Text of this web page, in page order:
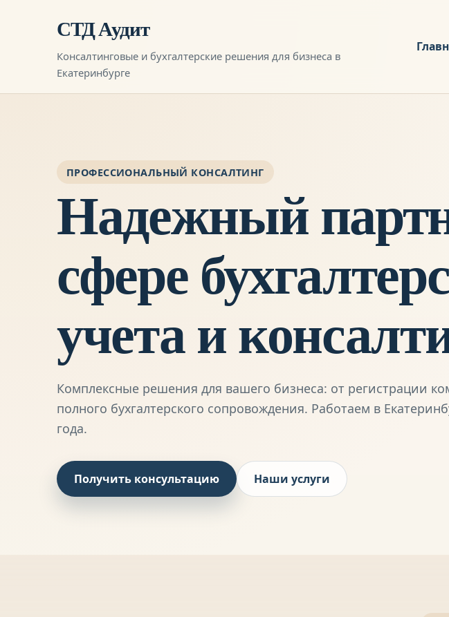
СТД Аудит
Консалтинговые и бухгалтерские решения для бизнеса в
Екатеринбурге
ПРОФЕССИОНАЛЬНЫЙ КОНСАЛТИНГ
Надежный
сфере
учета и
Комплексные решения для вашего бизнеса: от регистрации
полного бухгалтерского сопровождения. Работаем в
года.
Получить консультацию Наши услуги